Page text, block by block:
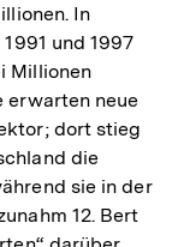
In
und 1997
Millionen
erwarten neue
dort stieg
die
sie in der
12. Bert